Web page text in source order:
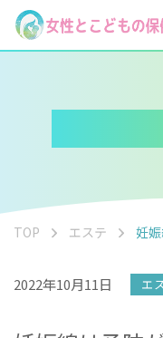
TOP エステ 妊
2022年10月11日 エ